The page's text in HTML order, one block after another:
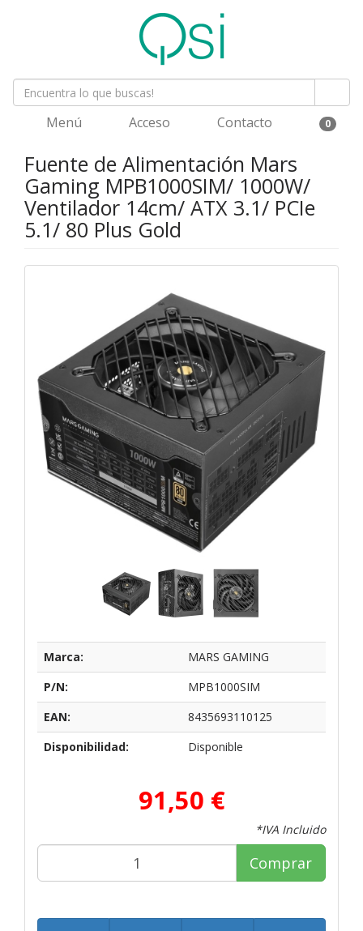
Menú Acceso Contacto 0
Fuente de Alimentación Mars
Gaming MPB1000SIM/ 1000W/
Ventilador 14cm/ ATX 3.1/ PCIe
5.1/ 80 Plus Gold
Marca:
MARS GAMING
P/N:
MPB1000SIM
EAN:
8435693110125
Disponibilidad:
Disponible
91,50 €
*IVA Incluido
Comprar